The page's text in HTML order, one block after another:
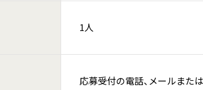
1人
応募受付の電話、メールまた